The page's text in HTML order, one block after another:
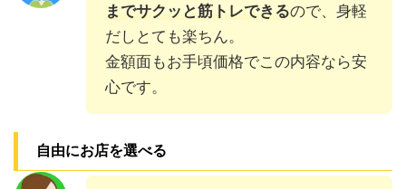
までサクッと筋トレできるので、身軽
だしとても楽ちん。
金額面もお手頃価格でこの内容なら安
心です。
自由にお店を選べる